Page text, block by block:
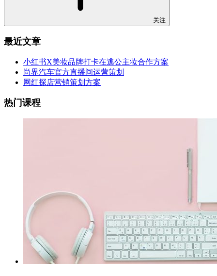
关注
最近文章
小红书X美妆品牌打卡在逃公主妆合作方案
尚界汽车官方直播间运营策划
网红探店营销策划方案
热门课程